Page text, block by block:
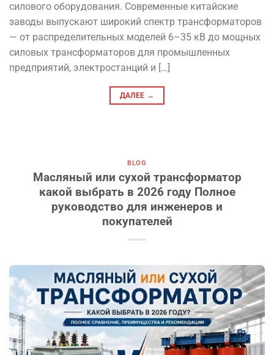
силового оборудования. Современные китайские
заводы выпускают широкий спектр трансформаторов
— от распределительных моделей 6–35 кВ до мощных
силовых трансформаторов для промышленных
предприятий, электростанций и […]
ДАЛЕЕ →
BLOG
Масляный или сухой трансформатор
какой выбрать в 2026 году Полное
руководство для инженеров и
покупателей